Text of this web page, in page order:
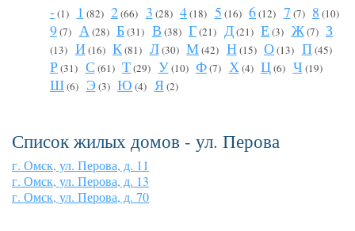
-(1) 1 (82) 2(66) 3 (28) 4(18) 5 (16) 6(12) 7 (7) 8 (10)
9(7) А(28) Б(31) В (38) Г(21) Д(21) Е (3) Ж(7) З
(13) И(16) К(81) Л(30) М(42) Н(15) О(13) П(45)
Р(31) С (61) Т(29) У(10) Ф(7) Х(4) Ц(6) Ч (19)
Ш(6) Э (3) Ю (4) Я(2)
Список жилых домов - ул. Перова
г. Омск, ул. Перова, д. 11
г. Омск, ул. Перова, д. 13
г. Омск, ул. Перова, д. 70